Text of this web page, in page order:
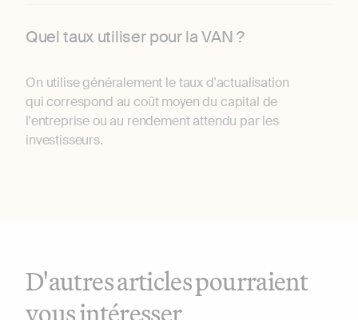
Quel taux utiliser pour la VAN ?
On utilise généralement le taux d'actualisation
qui correspond au coût moyen du capital de
l'entreprise ou au rendement attendu par les
investisseurs.
D'autres articles pourraient
vous intéresser